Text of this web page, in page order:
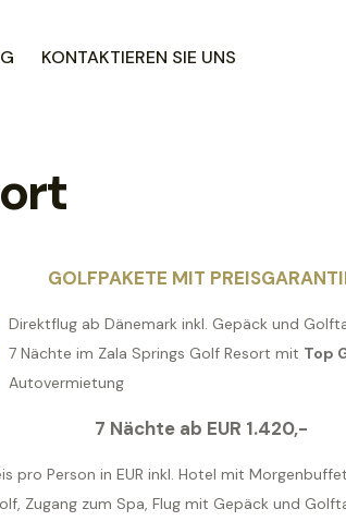
KONTAKTIEREN SIE UNS
GOLFPAKETE MIT
Direktflug ab Dänemark inkl. Gepäck und
7 Nächte im Zala Springs Golf Resort mit Top
Autovermietung
7 Nächte ab EUR 1.420,-
pro Person in EUR inkl. Hotel mit
Zugang zum Spa, Flug mit Gepäck und